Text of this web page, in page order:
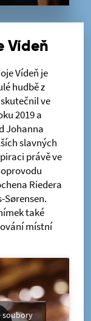
Vídeň
Vídeň je
hudbě z
ve
2019 a
Johanna
slavných
právě ve
Riedera
Sørensen.
také
místní
soubory